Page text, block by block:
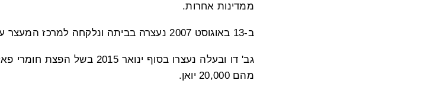
ממדינות אחרות.
ב-13 באוגוסט 2007 נעצרה בביתה ונלקחה למרכז המעצר עד ינואר 2008.
גב' דו ובעלה נעצרו בסוף ינואר
מהם 20,000 יואן.